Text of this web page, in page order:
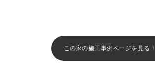
この家の施工事例ページを見る 〉